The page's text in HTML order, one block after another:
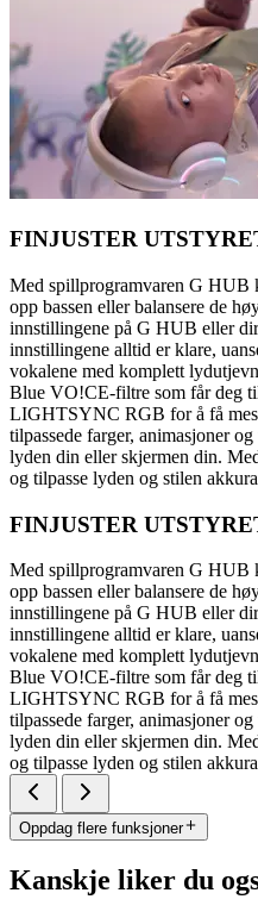
FINJUSTER
Med spillprogramvaren G HUB
opp bassen eller balansere de
innstillingene på G HUB eller
innstillingene alltid er klare,
vokalene med komplett
Blue VO!CE-filtre som får deg
LIGHTSYNC RGB for å få
tilpassede farger, animasjoner
lyden din eller skjermen din.
og tilpasse lyden og stilen
FINJUSTER
Med spillprogramvaren G HUB
opp bassen eller balansere de
innstillingene på G HUB eller
innstillingene alltid er klare,
vokalene med komplett
Blue VO!CE-filtre som får deg
LIGHTSYNC RGB for å få
tilpassede farger, animasjoner
lyden din eller skjermen din.
og tilpasse lyden og stilen
Oppdag flere funksjoner
Kanskje liker du